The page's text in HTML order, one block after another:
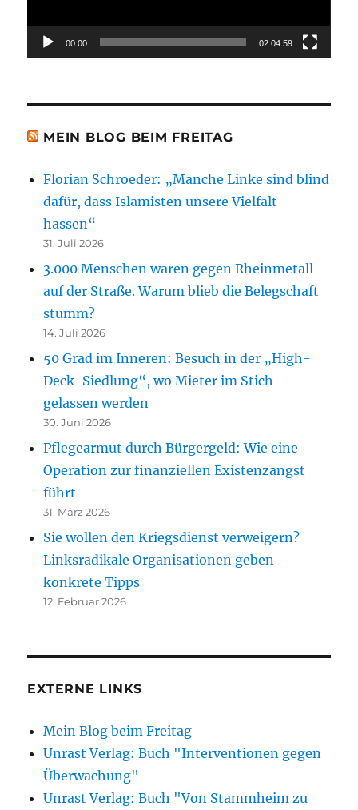
00:00 02:04:59
MEIN BLOG BEIM FREITAG
Florian Schroeder: „Manche Linke sind blind
dafür, dass Islamisten unsere Vielfalt
hassen“
31. Juli 2026
3.000 Menschen waren gegen Rheinmetall
auf der Straße. Warum blieb die Belegschaft
stumm?
14. Juli 2026
50 Grad im Inneren: Besuch in der „High-
Deck-Siedlung“, wo Mieter im Stich
gelassen werden
30. Juni 2026
Pflegearmut durch Bürgergeld: Wie eine
Operation zur finanziellen Existenzangst
führt
31. März 2026
Sie wollen den Kriegsdienst verweigern?
Linksradikale Organisationen geben
konkrete Tipps
12. Februar 2026
EXTERNE LINKS
Mein Blog beim Freitag
Unrast Verlag: Buch "Interventionen gegen
Überwachung"
Unrast Verlag: Buch "Von Stammheim zu